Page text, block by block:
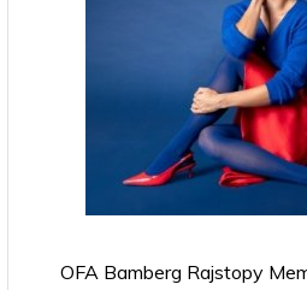
OFA Bamberg Rajstopy